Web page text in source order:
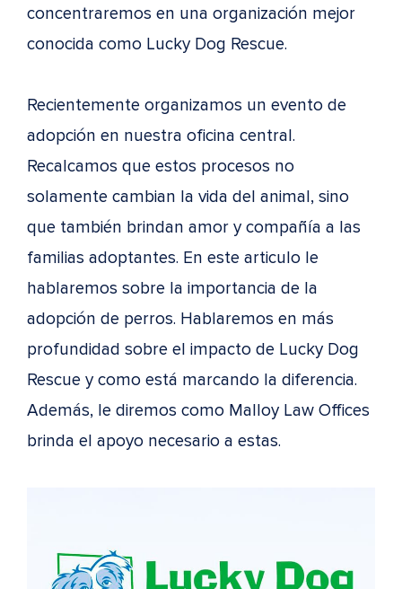
concentraremos en una organización mejor
conocida como Lucky Dog Rescue.
Recientemente organizamos un evento de
adopción en nuestra oficina central.
Recalcamos que estos procesos no
solamente cambian la vida del animal, sino
que también brindan amor y compañía a las
familias adoptantes. En este articulo le
hablaremos sobre la importancia de la
adopción de perros. Hablaremos en más
profundidad sobre el impacto de Lucky Dog
Rescue y como está marcando la diferencia.
Además, le diremos como Malloy Law Offices
brinda el apoyo necesario a estas.